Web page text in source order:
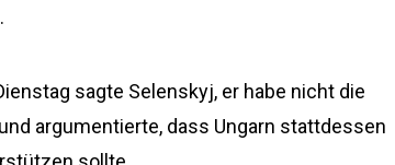
sagte Selenskyj, er habe nicht die
argumentierte, dass Ungarn stattdessen